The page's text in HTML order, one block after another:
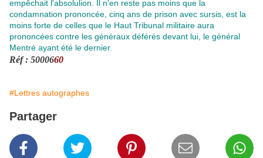
empêchait l'absolulion. Il n'en reste pas moins que la
condamnation prononcée, cinq ans de prison avec sursis, est la
moins forte de celles que le Haut Tribunal militaire aura
prononcées contre les généraux déférés devant lui, le général
Mentré ayant été le dernier.
Réf : 5000660
#Lettres autographes
Partager